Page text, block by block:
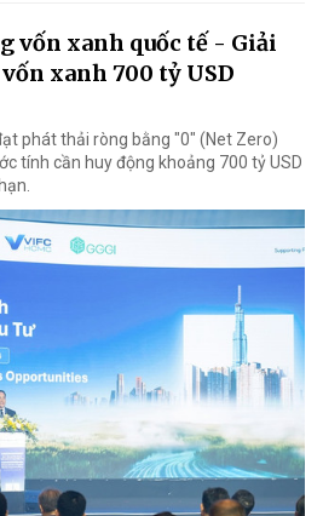
vốn xanh quốc tế - Giải
xanh 700 tỷ USD
phát thải ròng bằng "0" (Net Zero)
tính cần huy động khoảng 700 tỷ USD